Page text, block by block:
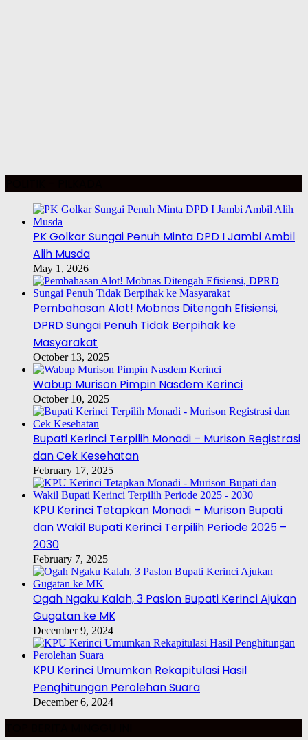
PK Golkar Sungai Penuh Minta DPD I Jambi Ambil
Alih Musda
May 1, 2026
Pembahasan Alot! Mobnas Ditengah Efisiensi,
DPRD Sungai Penuh Tidak Berpihak ke
Masyarakat
October 13, 2025
Wabup Murison Pimpin Nasdem Kerinci
October 10, 2025
Bupati Kerinci Terpilih Monadi – Murison Registrasi
dan Cek Kesehatan
February 17, 2025
KPU Kerinci Tetapkan Monadi – Murison Bupati
dan Wakil Bupati Kerinci Terpilih Periode 2025 –
2030
February 7, 2025
Ogah Ngaku Kalah, 3 Paslon Bupati Kerinci Ajukan
Gugatan ke MK
December 9, 2024
KPU Kerinci Umumkan Rekapitulasi Hasil
Penghitungan Perolehan Suara
December 6, 2024